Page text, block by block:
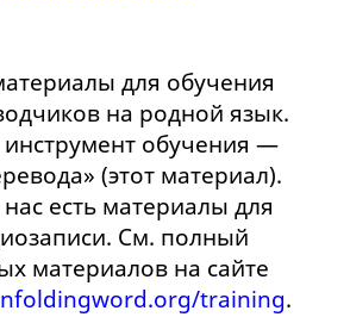
для обучения
на родной язык.
обучения —
(этот материал).
есть материалы для
См. полный
материалов на сайте
training.